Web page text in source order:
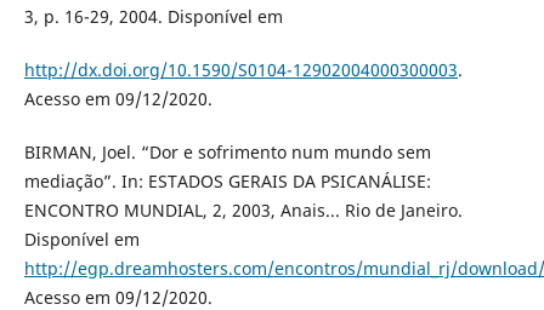
3, p. 16-29, 2004. Disponível em
http://dx.doi.org/10.1590/S0104-12902004000300003.
Acesso em 09/12/2020.
BIRMAN, Joel. “Dor e sofrimento num mundo sem
mediação”. In: ESTADOS GERAIS DA PSICANÁLISE:
ENCONTRO MUNDIAL, 2, 2003, Anais... Rio de Janeiro.
Disponível em
http://egp.dreamhosters.com/encontros/mundial_rj/download/
Acesso em 09/12/2020.